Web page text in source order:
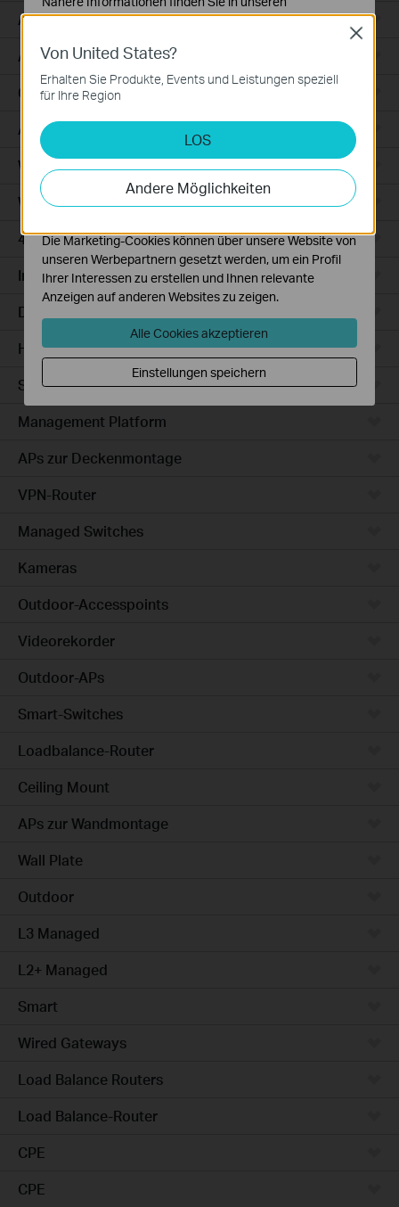
Access
Access Pro
GPON
Agile
Wired Gateways
WiFi Gateways
4G/5G WiFi Gateways
Integrated Gateways
DSL Gateways
Hardware
Software
Management Platform
APs zur Deckenmontage
VPN-Router
Managed Switches
Kameras
Outdoor-Accesspoints
Videorekorder
Outdoor-APs
Smart-Switches
Loadbalance-Router
Ceiling Mount
APs zur Wandmontage
Wall Plate
Outdoor
L3 Managed
L2+ Managed
Smart
Wired Gateways
Load Balance Routers
Load Balance-Router
CPE
CPE
Von United States?
Erhalten Sie Produkte, Events und Leistungen speziell
für Ihre Region
LOS
Andere Möglichkeiten
Close
Datenschutzhinweisen.
Notwendige Cookies
erforderlich und können in Ihren Systemen nicht
Analyse- und Marketing-Cookies
Analyse-Cookies ermöglichen es uns, Ihre Aktivitäten
auf unserer Website zu analysieren, um die
Funktionsweise unserer Website zu verbessern und
Die Marketing-Cookies können über unsere Website von
unseren Werbepartnern gesetzt werden, um ein Profil
Ihrer Interessen zu erstellen und Ihnen relevante
Anzeigen auf anderen Websites zu zeigen.
Alle Cookies akzeptieren
Einstellungen speichern